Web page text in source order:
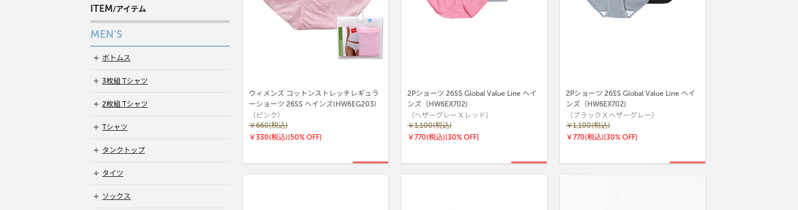
ウィメンズ コットンストレッチレギュラ
ーショーツ 26SS ヘインズ(HW6EG203)
（ピンク）
￥660(税込)
￥330(税込)[50% OFF]
2Pショーツ 26SS Global Value Line ヘイ
ンズ（HW6EX702)
（ヘザーグレーＸレッド）
￥1,100(税込)
￥770(税込)[30% OFF]
2Pショーツ 26SS Global Value Line ヘイ
ンズ（HW6EX702)
（ブラックＸヘザーグレー）
￥1,100(税込)
￥770(税込)[30% OFF]
ITEM/アイテム
MEN'S
ボトムス
3枚組 Tシャツ
2枚組 Tシャツ
Tシャツ
タンクトップ
タイツ
ソックス